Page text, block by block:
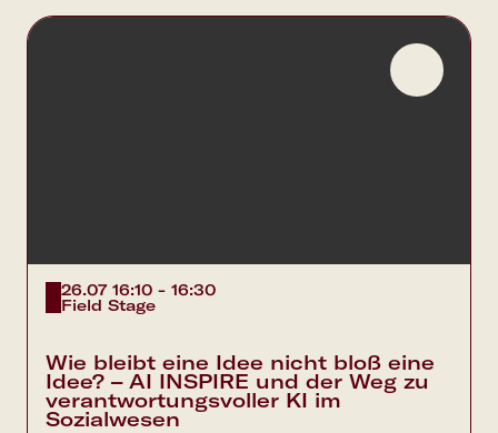
26.07 16:10 - 16:30
Field Stage
Wie bleibt eine Idee nicht bloß eine
Idee? – AI INSPIRE und der Weg zu
verantwortungsvoller KI im
Sozialwesen